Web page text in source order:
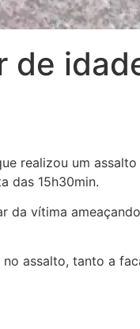
realizou um
das 15h30min.
da vítima
assalto, tanto a